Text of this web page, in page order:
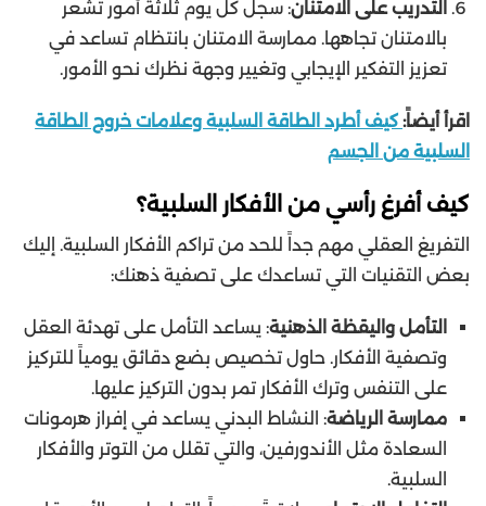
التدريب على الامتنان: سجل كل يوم ثلاثة أمور تشعر
بالامتنان تجاهها. ممارسة الامتنان بانتظام تساعد في
تعزيز التفكير الإيجابي وتغيير وجهة نظرك نحو الأمور.
اقرأ أيضاً:كيف أطرد الطاقة السلبية وعلامات خروج الطاقة
السلبية من الجسم
كيف أفرغ رأسي من الأفكار السلبية؟
التفريغ العقلي مهم جداً للحد من تراكم الأفكار السلبية. إليك
بعض التقنيات التي تساعدك على تصفية ذهنك:
التأمل واليقظة الذهنية: يساعد التأمل على تهدئة العقل
وتصفية الأفكار. حاول تخصيص بضع دقائق يومياً للتركيز
على التنفس وترك الأفكار تمر بدون التركيز عليها.
ممارسة الرياضة: النشاط البدني يساعد في إفراز هرمونات
السعادة مثل الأندورفين، والتي تقلل من التوتر والأفكار
السلبية.